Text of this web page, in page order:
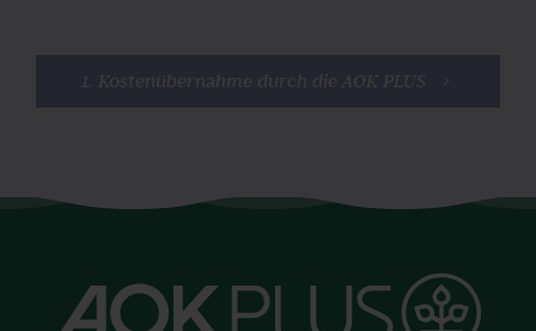
1. Kostenübernahme durch die AOK PLUS